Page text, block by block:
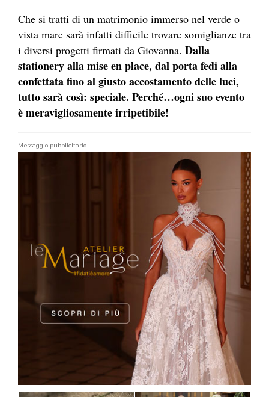
Che si tratti di un matrimonio immerso nel verde o
vista mare sarà infatti difficile trovare somiglianze tra
i diversi progetti firmati da Giovanna. Dalla
stationery alla mise en place, dal porta fedi alla
confettata fino al giusto accostamento delle luci,
tutto sarà così: speciale. Perché…ogni suo evento
è meravigliosamente irripetibile!
Messaggio pubblicitario